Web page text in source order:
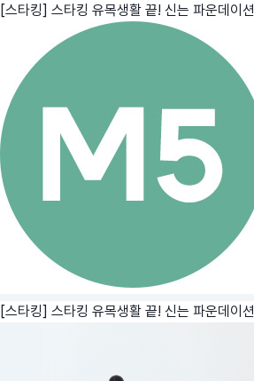
[스타킹] 스타킹 유목생활 끝! 신는 파운데이션
[스타킹] 스타킹 유목생활 끝! 신는 파운데이션